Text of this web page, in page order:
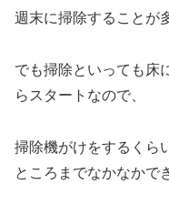
週末に掃除することが
でも掃除といっても床
らスタートなので、
掃除機がけをするくら
ところまでなかなかで